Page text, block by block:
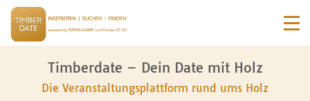
Timberdate – Dein Date mit Holz
Die Veranstaltungsplattform rund ums Holz